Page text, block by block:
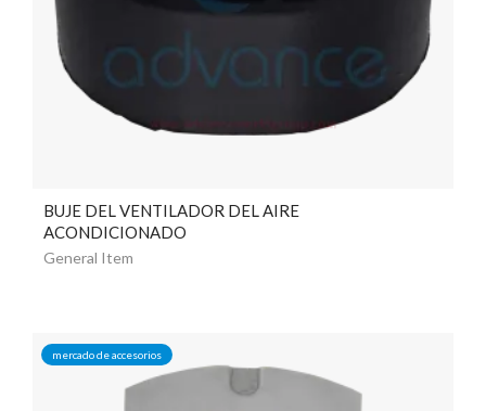
BUJE DEL VENTILADOR DEL AIRE
ACONDICIONADO
General Item
mercado de accesorios